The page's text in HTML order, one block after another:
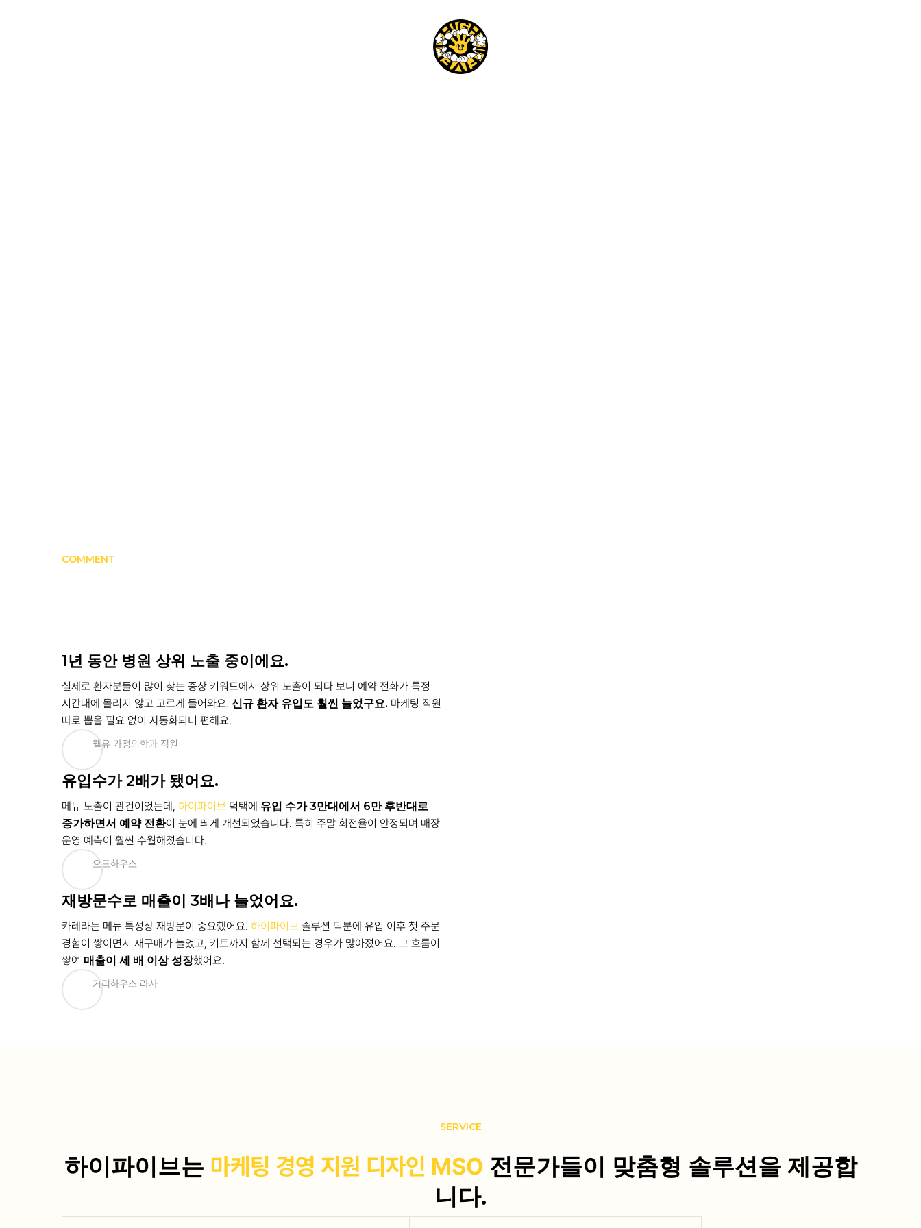
COMMENT
1년 동안 병원 상위 노출 중이에요.
실제로 환자분들이 많이 찾는 증상 키워드에서 상위 노출이 되다 보니 예약 전화가 특정
시간대에 몰리지 않고 고르게 들어와요. 신규 환자 유입도 훨씬 늘었구요. 마케팅 직원
따로 뽑을 필요 없이 자동화되니 편해요.
웰유 가정의학과 직원
유입수가 2배가 됐어요.
메뉴 노출이 관건이었는데, 하이파이브 덕택에 유입 수가 3만대에서 6만 후반대로
증가하면서 예약 전환이 눈에 띄게 개선되었습니다. 특히 주말 회전율이 안정되며 매장
운영 예측이 훨씬 수월해졌습니다.
오드하우스
재방문수로 매출이 3배나 늘었어요.
카레라는 메뉴 특성상 재방문이 중요했어요. 하이파이브 솔루션 덕분에 유입 이후 첫 주문
경험이 쌓이면서 재구매가 늘었고, 키트까지 함께 선택되는 경우가 많아졌어요. 그 흐름이
쌓여 매출이 세 배 이상 성장했어요.
커리하우스 라사
SERVICE
하이파이브는 마케팅 경영 지원 디자인 MSO 전문가들이 맞춤형 솔루션을 제공합
니다.